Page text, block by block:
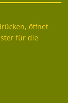
öffnet
für die